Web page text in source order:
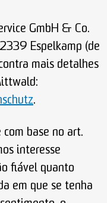
GmbH & Co.
Espelkamp (de
mais detalhes
.
base no art.
interesse
fiável quanto
em que se tenha